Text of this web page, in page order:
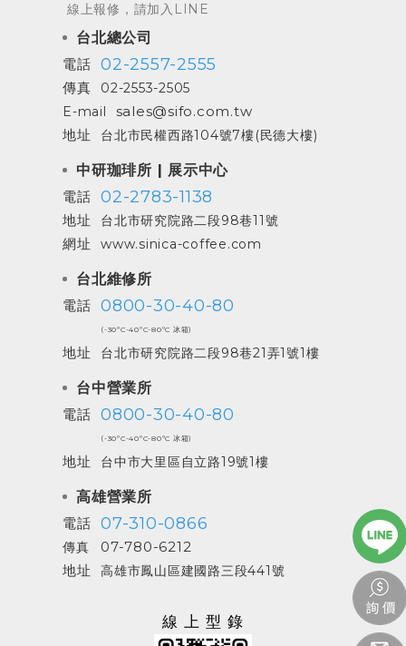
線上報修，請加入LINE
台北總公司
電話 02-2557-2555
傳真
02-2553-2505
E-mail
sales@sifo.com.tw
地址
台北市民權西路104號7樓(民德大樓)
中研珈琲所 | 展示中心
電話 02-2783-1138
地址 台北市研究院路二段98巷11號
網址 www.sinica-coffee.com
台北維修所
電話 0800-30-40-80
(-30ºC-40ºC-80ºC 冰箱)
地址 台北市研究院路二段98巷21弄1號1樓
台中營業所
電話 0800-30-40-80
(-30ºC-40ºC-80ºC 冰箱)
地址 台中市大里區自立路19號1樓
高雄營業所
電話 07-310-0866
傳真
07-780-6212
地址
高雄市鳳山區建國路三段441號
線上型錄